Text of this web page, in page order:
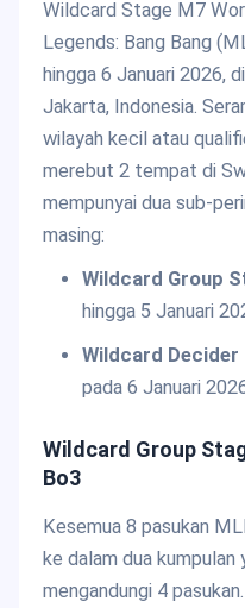
Wildcard Stage M7
Legends: Bang Bang
hingga 6 Januari 2026,
Jakarta, Indonesia.
wilayah kecil atau
merebut 2 tempat di
mempunyai dua sub-
masing:
Wildcard Group
hingga 5 Januari
Wildcard Decider
pada 6 Januari
Wildcard Group
Bo3
Kesemua 8 pasukan
ke dalam dua kumpulan
mengandungi 4